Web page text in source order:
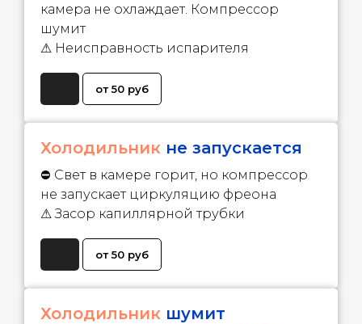
камера не охлаждает. Компрессор
шумит
⚠ Неисправность испарителя
от 50 руб
Холодильник не запускается
⛔ Свет в камере горит, но компрессор
не запускает циркуляцию фреона
⚠ Засор капиллярной трубки
от 50 руб
Холодильник шумит